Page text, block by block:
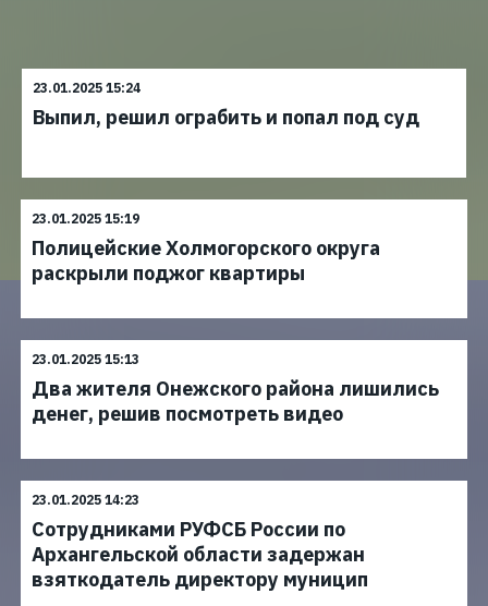
23.01.2025 15:24
Выпил, решил ограбить и попал под суд
23.01.2025 15:19
Полицейские Холмогорского округа
раскрыли поджог квартиры
23.01.2025 15:13
Два жителя Онежского района лишились
денег, решив посмотреть видео
23.01.2025 14:23
Сотрудниками РУФСБ России по
Архангельской области задержан
взяткодатель директору муницип